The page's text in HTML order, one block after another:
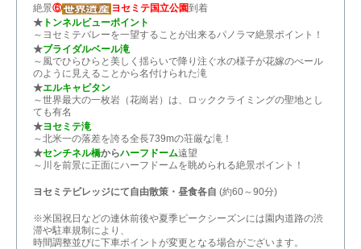
絶景⑥ ヨセミテ国立公園到着
★ トンネルビューポイント
～ヨセミテバレーを一望することが出来るパノラマ絶景ポイント！
★ブライダルベール滝
～風でひらひらと美しく揺らいで降り注ぐ水の様子が花嫁のべール
のように見えることから名付けられた滝
★エルキャピタン
～世界最大の一枚岩（花崗岩）は、ロッククライミングの聖地とし
ても有名
★ヨセミテ滝
～北米一の落差を誇る全長739mの荘厳な滝！
★センチネル橋からハーフドーム遠望
～川を前景に正面にハーフドームを眺められる絶景ポイント！
ヨセミテビレッジにて自由散策・昼食各自 (約60～90分)
※米国祝日などの連休前後や夏季ピークシーズンには園内道路の渋
滞や駐車規制により、
時間調整並びに下車ポイントが変更となる場合がございます。